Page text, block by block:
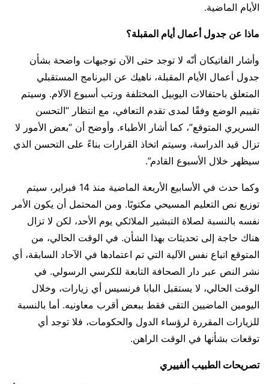
الأيام الماضية.
ماذا عن جدول أعمال أيام المقبلة؟
وأشار الفاتيكان أنّه لا توجد حتى الآن توجيهات واضحة بشأن
جدول أعمال الأيام المقبلة، ناهيك عن البرنامج المستقبلي
المتعلق باحتفالات اليوبيل المختلفة ورتب أسبوع الآلام. وسيتم
تقييم الوضع وفقًا لمدى تقدم التعافي، مع انتظار “التحسن
السريري المتوقع”، كما أشار الأطباء. وأوضح أن “بعض الأمور لا
تزال قيد الدراسة، وسيتم اتخاذ القرارات بناءً على التحسن الذي
سيظهر خلال الأسبوع القادم”.
وكما حدث في الأسابيع الأربعة الماضية منذ 14 فبراير، سيتم
توزيع نص التعليم المسيحي مكتوبًا. ومن المحتمل أن يكون الأمر
نفسه بالنسبة لصلاة التبشير الملائكي يوم الأحد، لكن لا تزال
هناك حاجة إلى تحديثات بهذا الشأن. في الوقت الحالي، من
المتوقع اتباع نفس الآلية التي تم اعتمادها في الآحاد السابقة، أي
نشر النص عبر دار الصحافة التابعة للكرسي الرسولي. في
الوقت الحالي، لا يستقبل البابا فرنسيس أي زيارات، وخلال
اليومين الماضيين التقى فقط ببعض أقرب معاونيه. أما بالنسبة
للزيارات المقررة لرؤساء الدول والحكومات، فلا توجد أي
توقعات بشأنها في الوقت الراهن.
تصريحات الطبيب ألفييري